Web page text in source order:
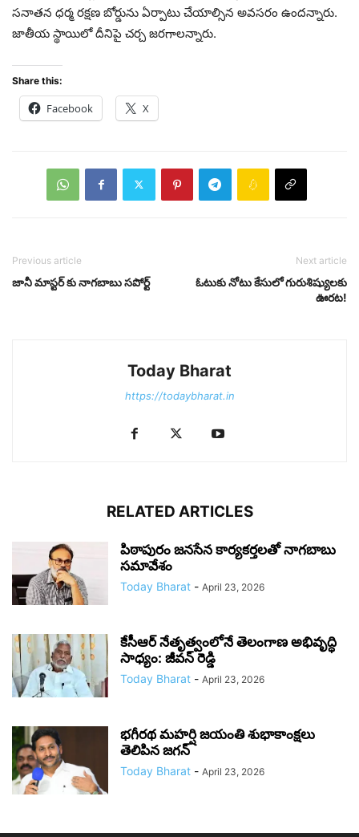
సనాతన ధర్మ రక్షణ బోర్డును ఏర్పాటు చేయాల్సిన అవసరం ఉందన్నారు.
జాతీయ స్థాయిలో దీనిపై చర్చ జరగాలన్నారు.
Share this:
Facebook X
Previous article
జానీ మాస్టర్ కు నాగబాబు సపోర్ట్
Next article
ఓటుకు నోటు కేసులో గురుశిష్యులకు
ఊరట!
Today Bharat
https://todaybharat.in
RELATED ARTICLES
పిఠాపురం జనసేన కార్యకర్తలతో నాగబాబు
సమావేశం
Today Bharat - April 23, 2026
కేసీఆర్ నేతృత్వంలోనే తెలంగాణ అభివృద్ధి
సాధ్యం: జీవన్ రెడ్డి
Today Bharat - April 23, 2026
భగీరథ మహర్షి జయంతి శుభాకాంక్షలు
తెలిపిన జగన్‌
Today Bharat - April 23, 2026